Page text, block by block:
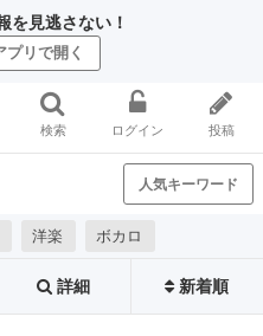
を見逃さない！
プリで開く
検索 ログイン 投稿
人気キーワード
洋楽 ボカロ
詳細 新着順